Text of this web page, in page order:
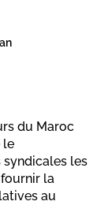
du Maroc
le
les
la
au